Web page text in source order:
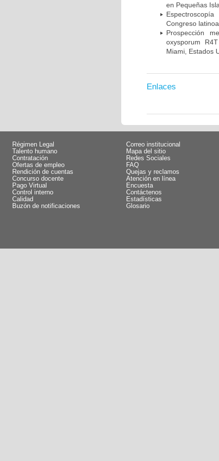
en Pequeñas
Congreso
Prospección
oxysporum
Miami, Estados
Enlaces
Régimen Legal
Talento humano
Contratación
Ofertas de empleo
Rendición de cuentas
Concurso docente
Pago Virtual
Control interno
Calidad
Buzón de notificaciones
Correo institucional
Mapa del sitio
Redes Sociales
FAQ
Quejas y reclamos
Atención en línea
Encuesta
Contáctenos
Estadísticas
Glosario